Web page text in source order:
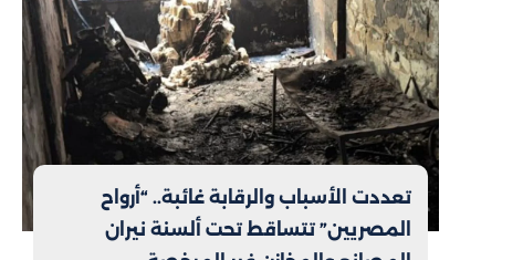
تعددت الأسباب والرقابة غائبة.. “أرواح
المصريين” تتساقط تحت ألسنة نيران